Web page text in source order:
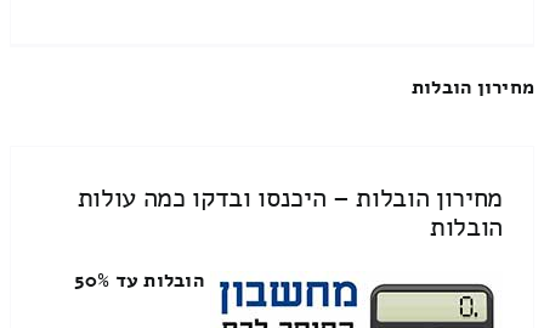
מחירון הובלות
מחירון הובלות – היכנסו ובדקו כמה עולות
הובלות
הובלות עד 50%